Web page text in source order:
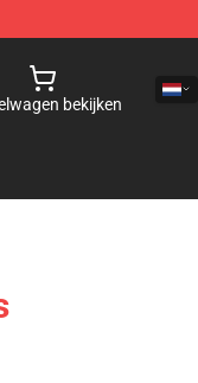
bekijken